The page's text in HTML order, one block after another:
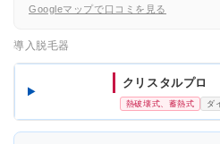
Googleマップで口コミを見る
導入脱毛器
クリスタルプロ
熱破壊式、蓄熱式 ダ